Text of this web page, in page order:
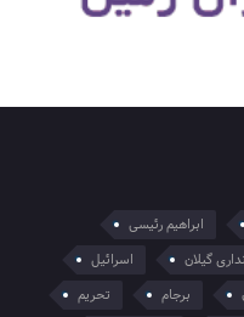
ابراهیم رئیسی
گیلان
اسرائیل
برجام
تحریم